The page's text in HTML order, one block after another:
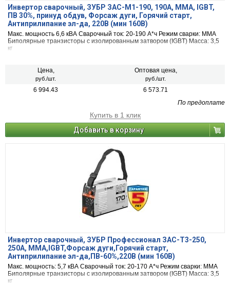
Инвертор сварочный, ЗУБР ЗАС-М1-190, 190А, MMA, IGBT,
ПВ 30%, принуд обдув, Форсаж дуги, Горячий старт,
Антиприлипание эл-да, 220В (мин 160В)
Макс. мощность 6,6 кВА Сварочный ток: 20-190 А*ч Режим сварки: MMA
Биполярные транзисторы с изолированным затвором (IGBT) Масса: 3,5
кг
Цена,
руб./шт.
Оптовая цена,
руб./шт.
6 994.43
6 573.71
По предоплате
Купить в 1 клик
Добавить в корзину
Инвертор сварочный, ЗУБР Профессионал ЗАС-Т3-250,
250А, MMA,IGBT,Форсаж дуги,Горячий старт,
Антиприлипание эл-да,ПВ-60%,220В (мин 160В)
Макс. мощность: 5,7 кВА Сварочный ток: 20-170 А*ч Режим сварки: MMA
Биполярные транзисторы с изолированным затвором (IGBT) Масса: 3,5
кг